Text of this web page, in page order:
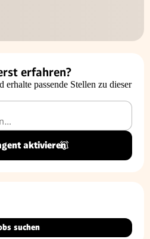
erfahren?
passende Stellen zu dieser
aktivieren
suchen